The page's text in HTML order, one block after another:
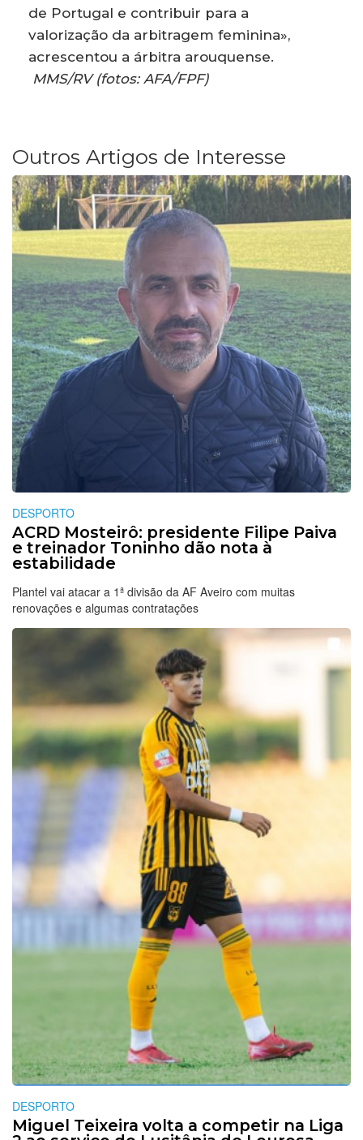
de Portugal e contribuir para a
valorização da arbitragem feminina»,
acrescentou a árbitra arouquense.
MMS/RV (fotos: AFA/FPF)
Outros Artigos de Interesse
DESPORTO
ACRD Mosteirô: presidente Filipe Paiva
e treinador Toninho dão nota à
estabilidade
Plantel vai atacar a 1ª divisão da AF Aveiro com muitas
renovações e algumas contratações
DESPORTO
Miguel Teixeira volta a competir na Liga